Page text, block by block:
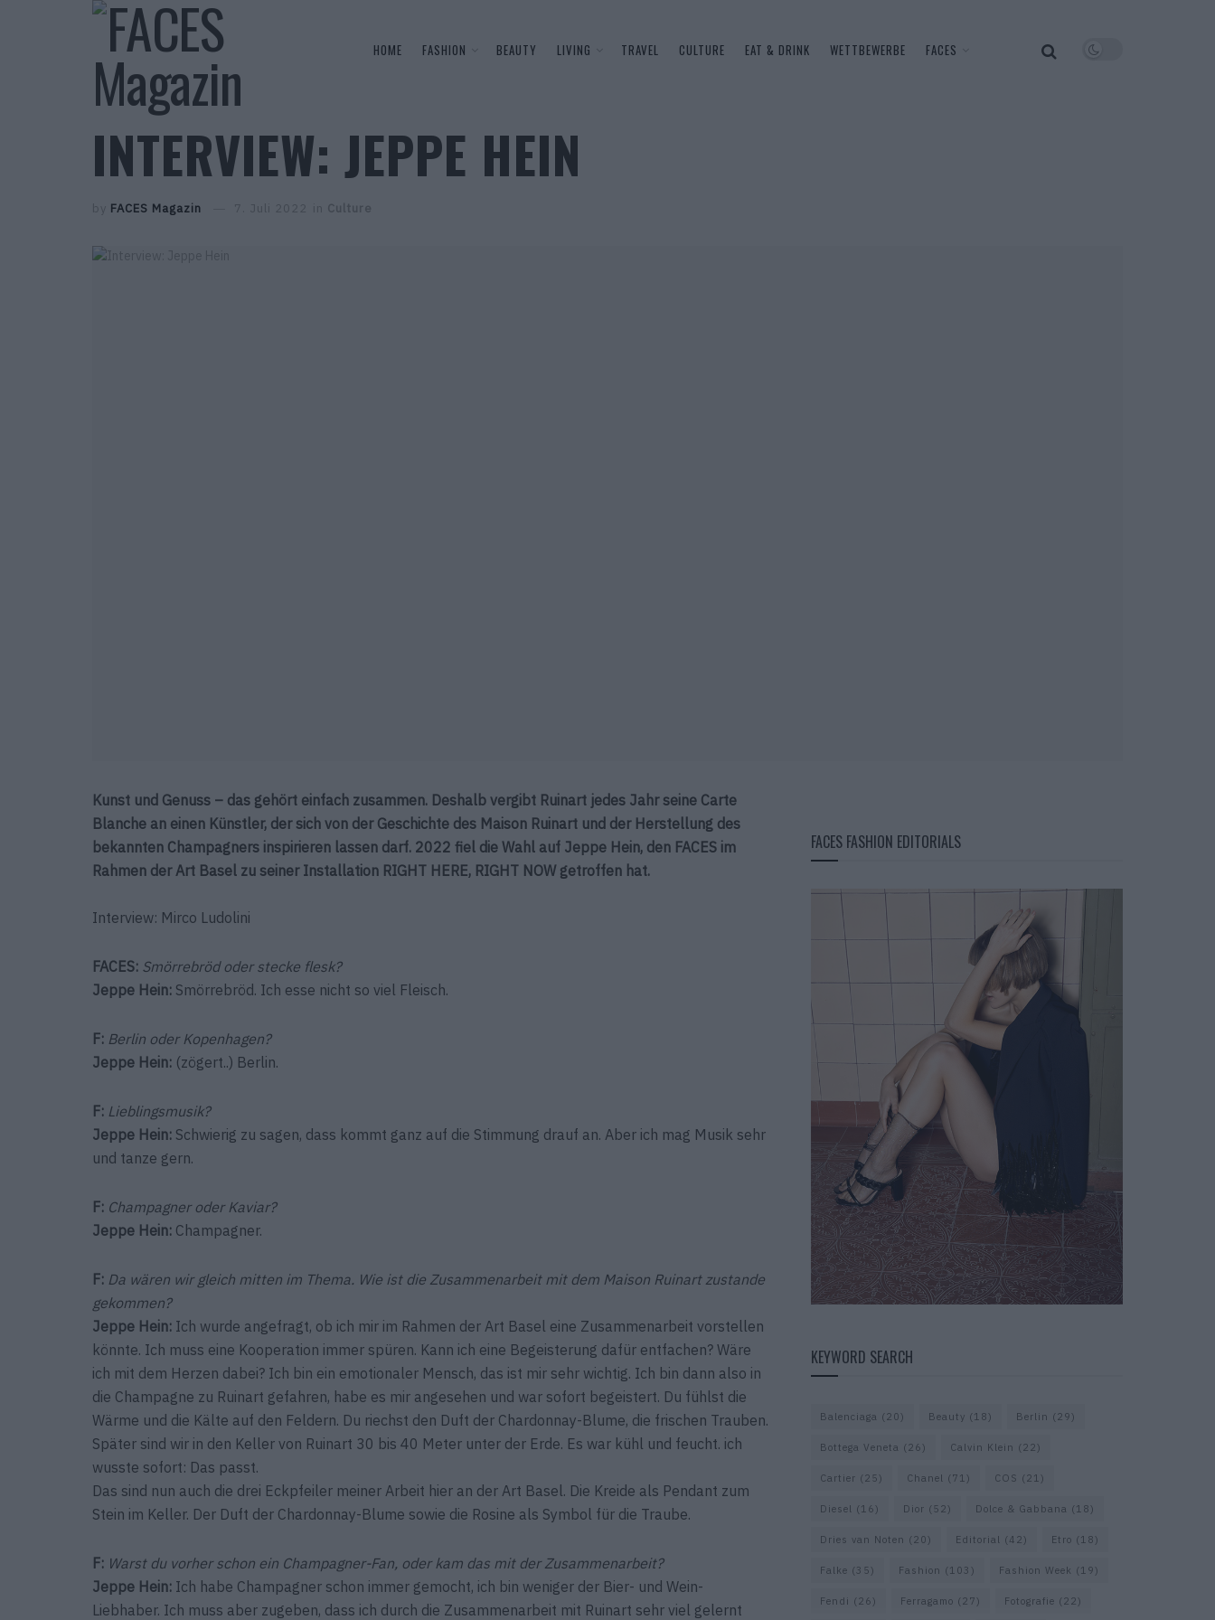
HOME FASHION BEAUTY LIVING TRAVEL CULTURE EAT & DRINK WETTBEWERBE FACES
INTERVIEW: JEPPE HEIN
by FACES Magazin 7. Juli 2022 in Culture
Kunst und Genuss – das gehört einfach zusammen. Deshalb vergibt Ruinart jedes Jahr seine Carte
Blanche an einen Künstler, der sich von der Geschichte des Maison Ruinart und der Herstellung des
bekannten Champagners inspirieren lassen darf. 2022 fiel die Wahl auf Jeppe Hein, den FACES im
Rahmen der Art Basel zu seiner Installation RIGHT HERE, RIGHT NOW getroffen hat.
Interview: Mirco Ludolini
FACES: Smörrebröd oder stecke flesk?
Jeppe Hein: Smörrebröd. Ich esse nicht so viel Fleisch.
F: Berlin oder Kopenhagen?
Jeppe Hein: (zögert..) Berlin.
F: Lieblingsmusik?
Jeppe Hein: Schwierig zu sagen, dass kommt ganz auf die Stimmung drauf an. Aber ich mag Musik sehr
und tanze gern.
F: Champagner oder Kaviar?
Jeppe Hein: Champagner.
F: Da wären wir gleich mitten im Thema. Wie ist die Zusammenarbeit mit dem Maison Ruinart zustande
gekommen?
Jeppe Hein: Ich wurde angefragt, ob ich mir im Rahmen der Art Basel eine Zusammenarbeit vorstellen
könnte. Ich muss eine Kooperation immer spüren. Kann ich eine Begeisterung dafür entfachen? Wäre
ich mit dem Herzen dabei? Ich bin ein emotionaler Mensch, das ist mir sehr wichtig. Ich bin dann also in
die Champagne zu Ruinart gefahren, habe es mir angesehen und war sofort begeistert. Du fühlst die
Wärme und die Kälte auf den Feldern. Du riechst den Duft der Chardonnay-Blume, die frischen Trauben.
Später sind wir in den Keller von Ruinart 30 bis 40 Meter unter der Erde. Es war kühl und feucht. ich
wusste sofort: Das passt.
Das sind nun auch die drei Eckpfeiler meiner Arbeit hier an der Art Basel. Die Kreide als Pendant zum
Stein im Keller. Der Duft der Chardonnay-Blume sowie die Rosine als Symbol für die Traube.
F: Warst du vorher schon ein Champagner-Fan, oder kam das mit der Zusammenarbeit?
Jeppe Hein: Ich habe Champagner schon immer gemocht, ich bin weniger der Bier- und Wein-
Liebhaber. Ich muss aber zugeben, dass ich durch die Zusammenarbeit mit Ruinart sehr viel gelernt
FACES FASHION EDITORIALS
KEYWORD SEARCH
Balenciaga (20) Beauty (18) Berlin (29)
Bottega Veneta (26) Calvin Klein (22)
Cartier (25) Chanel (71) COS (21)
Diesel (16) Dior (52) Dolce & Gabbana (18)
Dries van Noten (20) Editorial (42) Etro (18)
Falke (35) Fashion (103) Fashion Week (19)
Fendi (26) Ferragamo (27) Fotografie (22)